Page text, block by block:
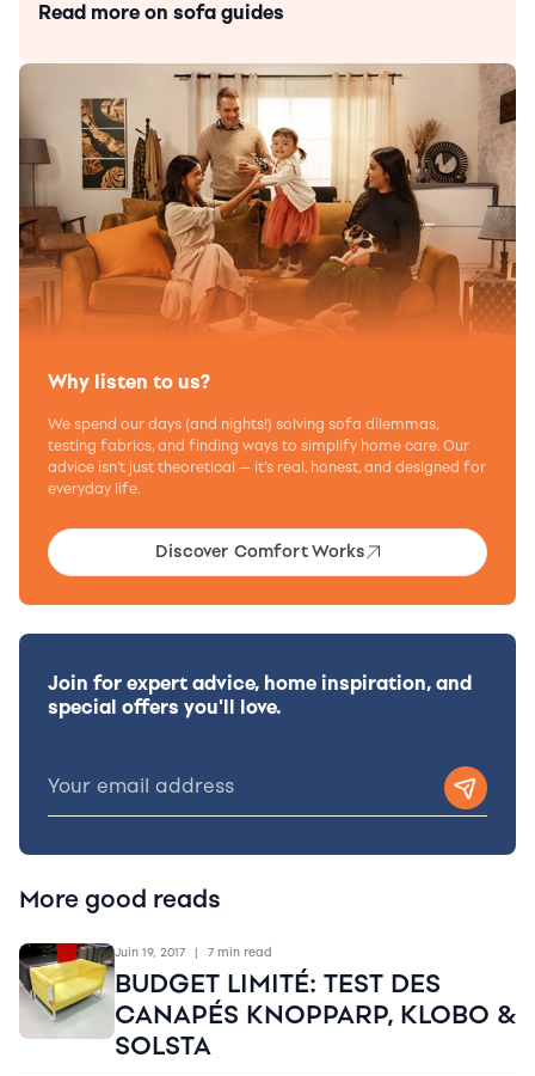
Read more on sofa guides
Why listen to us?
We spend our days (and nights!) solving sofa dilemmas,
testing fabrics, and finding ways to simplify home care. Our
advice isn’t just theoretical — it’s real, honest, and designed for
everyday life.
Discover Comfort Works
Join for expert advice, home inspiration, and
special offers you'll love.
More good reads
Juin 19, 2017 | 7 min read
BUDGET LIMITÉ: TEST DES
CANAPÉS KNOPPARP, KLOBO &
SOLSTA